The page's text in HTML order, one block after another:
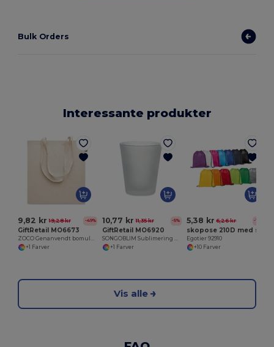
Bulk Orders
Interessante produkter
9,82 kr 19,28 kr -49%
GiftRetail MO6673
+1 Farver
10,77 kr 11,35 kr -5%
GiftRetail MO6920
+1 Farver
5,38 kr 6,26 kr -14%
Egotier 92910
+10 Farver
Vis alle